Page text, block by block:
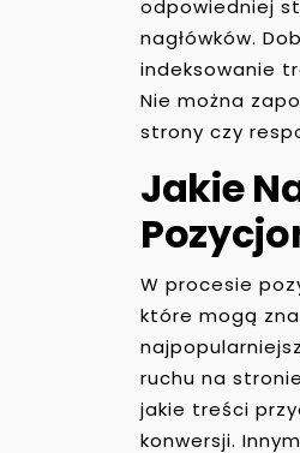
odpowiedniej
nagłówków.
indeksowanie
Nie można
strony czy
Jakie
W procesie
które mogą
ruchu na
jakie treści
konwersji.